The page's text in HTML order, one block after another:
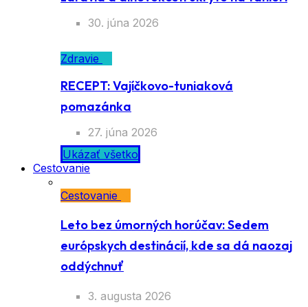
30. júna 2026
Zdravie
RECEPT: Vajíčkovo-tuniaková
pomazánka
27. júna 2026
Ukázať všetko
Cestovanie
Cestovanie
Leto bez úmorných horúčav: Sedem
európskych destinácií, kde sa dá naozaj
oddýchnuť
3. augusta 2026